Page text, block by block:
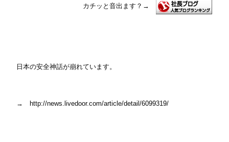
カチッと音出ます？ →
日本の安全神話が崩れています。
→ http://news.livedoor.com/article/detail/6099319/